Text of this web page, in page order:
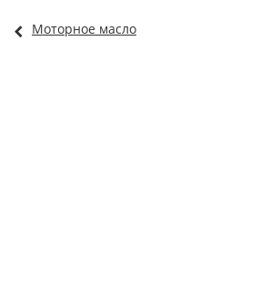
Моторное масло